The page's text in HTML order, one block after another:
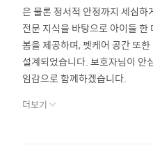
은 물론 정서적 안정까지 세심
전문 지식을 바탕으로 아이들
봄을 제공하며, 펫케어 공간 또
설계되었습니다. 보호자님이 안
임감으로 함께하겠습니다.
더보기